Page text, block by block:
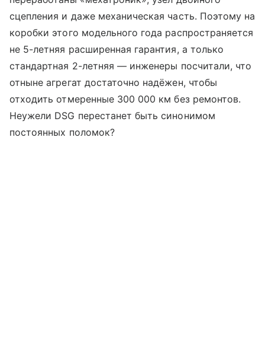
сцепления и даже механическая часть. Поэтому на
коробки этого модельного года распространяется
не 5-летняя расширенная гарантия, а только
стандартная 2-летняя — инженеры посчитали, что
отныне агрегат достаточно надёжен, чтобы
отходить отмеренные 300 000 км без ремонтов.
Неужели DSG перестанет быть синонимом
постоянных поломок?